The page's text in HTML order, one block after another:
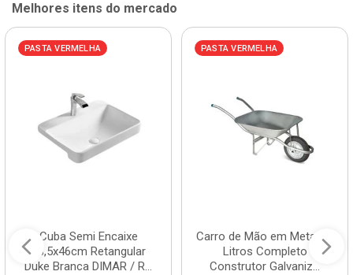
Melhores itens do mercado
PASTA VERMELHA
Cuba Semi Encaixe
58,5x46cm Retangular
Duke Branca DIMAR / R...
PASTA VERMELHA
Carro de Mão em Metal 60
Litros Completo
Construtor Galvaniz...